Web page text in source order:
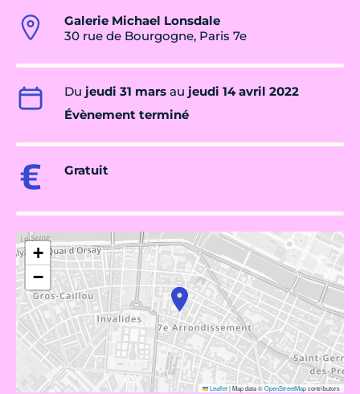
Galerie Michael Lonsdale
30 rue de Bourgogne, Paris 7e
Du jeudi 31 mars au jeudi 14 avril 2022
Évènement terminé
Gratuit
+
−
Leaflet|Map data ©OpenStreetMapcontributors